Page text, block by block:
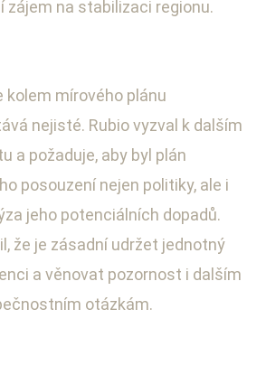
zájem na stabilizaci regionu.
kolem mírového plánu
nejisté. Rubio vyzval k dalším
a požaduje, aby byl plán
posouzení nejen politiky, ale i
jeho potenciálních dopadů.
že je zásadní udržet jednotný
a věnovat pozornost i dalším
otázkám.